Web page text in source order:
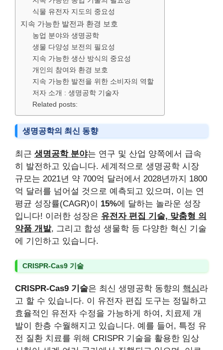
식물 유전자 지도의 중요성
지속 가능한 발전과 환경 보호
농업 분야와 생명공학
생물 다양성 보전의 필요성
지속 가능한 생산 방식의 중요성
개인의 참여와 환경 보호
지속 가능한 발전을 위한 소비자의 역할
저자 소개 : 생명공학 기술자
Related posts:
생명공학의 최신 동향
최근 생명공학 분야는 연구 및 산업 양쪽에서 급속
히 발전하고 있습니다. 세계적으로 생명공학 시장
규모는 2021년 약 700억 달러에서 2028년까지 1800
억 달러를 넘어설 것으로 예측되고 있으며, 이는 연
평균 성장률(CAGR)이 15%에 달하는 놀라운 성장
입니다! 이러한 성장은 유전자 편집 기술, 맞춤형 의
약품 개발, 그리고 합성 생물학 등 다양한 혁신 기술
에 기인하고 있습니다.
CRISPR-Cas9 기술
CRISPR-Cas9 기술은 최신 생명공학 동향의 핵심라
고 할 수 있습니다. 이 유전자 편집 도구는 정밀하고
효율적인 유전자 수정을 가능하게 하여, 치료제 개
발이 한층 수월해지고 있습니다. 예를 들어, 특정 유
전 질환 치료를 위해 CRISPR 기술을 활용한 임상